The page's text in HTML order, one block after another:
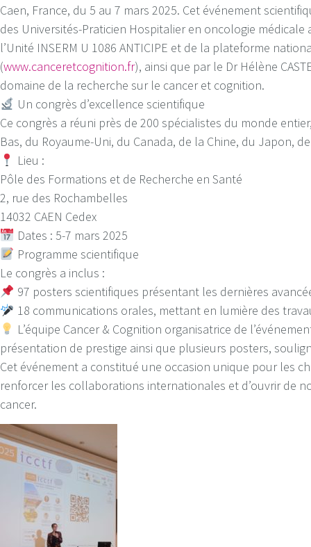
Caen, France, du 5 au 7 mars 2025. Cet événement
des Universités-Praticien Hospitalier en oncologie
l’Unité INSERM U 1086 ANTICIPE et de la plateforme
(www.canceretcognition.fr), ainsi que par le Dr Hélène
domaine de la recherche sur le cancer et cognition.
Un congrès d’excellence scientifique
Ce congrès a réuni près de 200 spécialistes du monde
Bas, du Royaume-Uni, du Canada, de la Chine, du Japon,
Lieu :
Pôle des Formations et de Recherche en Santé
2, rue des Rochambelles
14032 CAEN Cedex
Dates : 5-7 mars 2025
Programme scientifique
Le congrès a inclus :
97 posters scientifiques présentant les dernières
18 communications orales, mettant en lumière des
L’équipe Cancer & Cognition organisatrice de
présentation de prestige ainsi que plusieurs posters,
Cet événement a constitué une occasion unique pour les
renforcer les collaborations internationales et d’ouvrir de
cancer.